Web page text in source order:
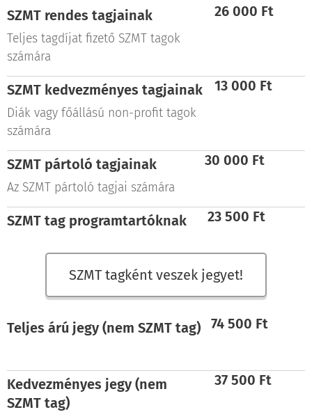
SZMT rendes tagjainak
Teljes tagdíjat fizető SZMT tagok
számára
26 000 Ft
SZMT kedvezményes tagjainak
Diák vagy főállású non-profit tagok
számára
13 000 Ft
SZMT pártoló tagjainak
Az SZMT pártoló tagjai számára
30 000 Ft
SZMT tag programtartóknak 23 500 Ft
SZMT tagként veszek jegyet!
Teljes árú jegy (nem SZMT tag) 74 500 Ft
Kedvezményes jegy (nem
SZMT tag)
37 500 Ft